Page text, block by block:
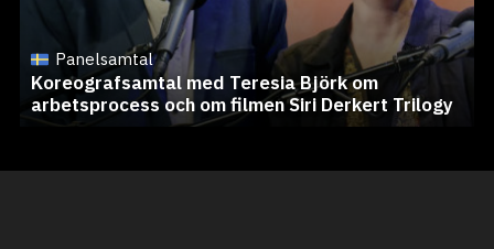
Panelsamtal
Koreografsamtal med Teresia Björk om
arbetsprocess och om filmen Siri Derkert Trilogy